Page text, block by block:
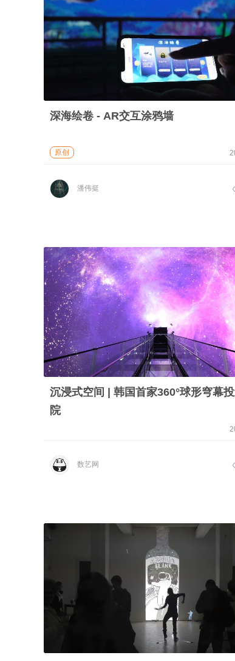
深海绘卷 - AR交互涂鸦墙
原创
潘伟挺
沉浸式空间 | 韩国首家360°球形穹幕
院
数艺网